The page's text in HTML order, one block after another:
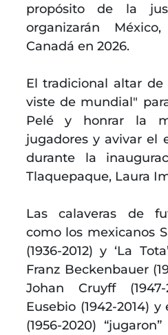
propósito de la
organizarán
Canadá en 2026.
El tradicional altar de
viste de mundial"
Pelé y honrar la
jugadores y avivar el
durante la
Tlaquepaque, Laura
Las calaveras de
como los mexicanos
(1936-2012) y ‘La
Franz Beckenbauer
Johan Cruyff
Eusebio (1942-2014)
(1956-2020)